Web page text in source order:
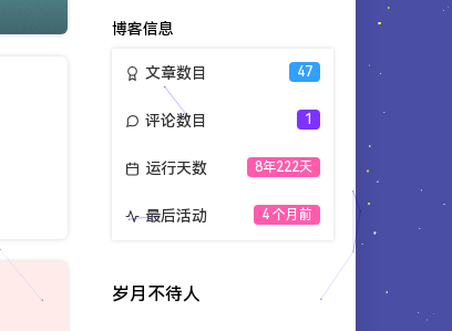
博客信息
47
文章数目
1
评论数目
8年222天
运行天数
4 个月前
最后活动
岁月不待人